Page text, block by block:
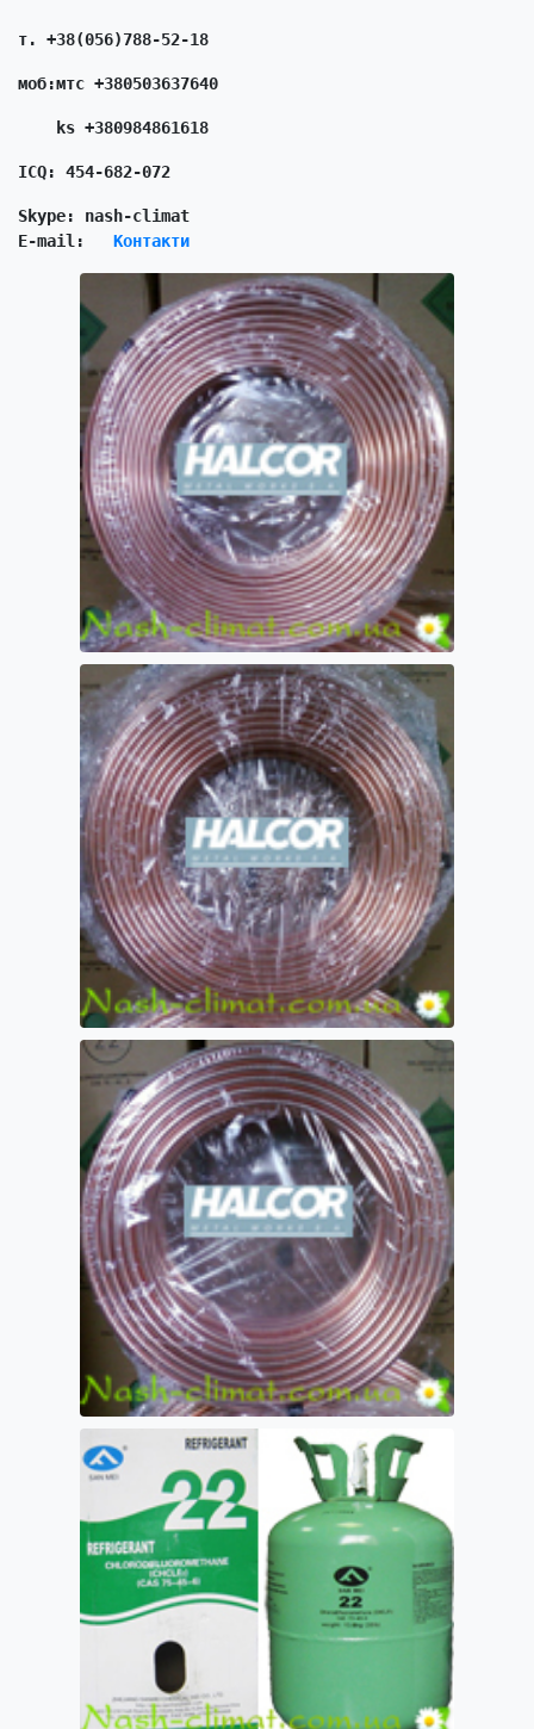
т. +38(056)788-52-18
моб:мтс +380503637640
ks +380984861618
ICQ: 454-682-072
Skype: nash-climat
E-mail: Контакти